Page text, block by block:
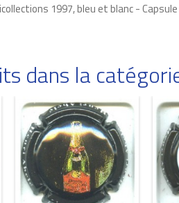
1997, bleu et blanc -
dans la